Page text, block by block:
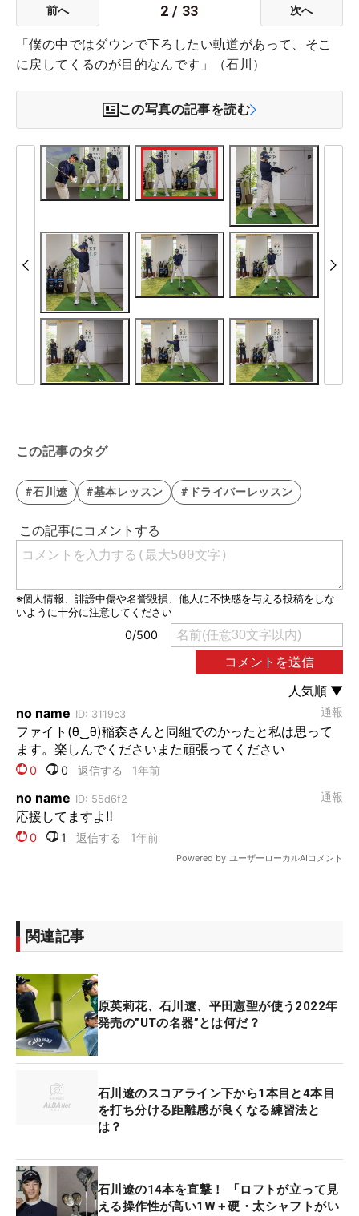
前へ 2 / 33 次へ
「僕の中ではダウンで下ろしたい軌道があって、そこ
に戻してくるのが目的なんです」（石川）
この写真の記事を読む
この記事のタグ
#石川遼 #基本レッスン #ドライバーレッスン
関連記事
原英莉花、石川遼、平田憲聖が使う2022年
発売の”UTの名器”とは何だ？
石川遼のスコアライン下から1本目と4本目
を打ち分ける距離感が良くなる練習法と
は？
石川遼の14本を直撃！ 「ロフトが立って見
える操作性が高い1W＋硬・太シャフトがい